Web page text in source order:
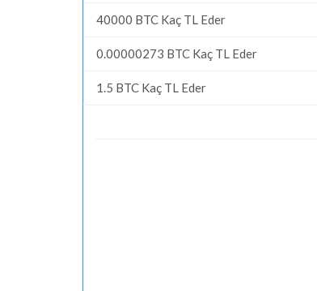
40000 BTC Kaç TL Eder
0.00000273 BTC Kaç TL Eder
1.5 BTC Kaç TL Eder